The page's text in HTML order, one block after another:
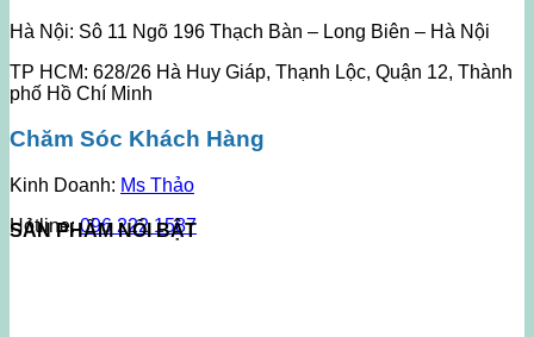
Hà Nội: Sô 11 Ngõ 196 Thạch Bàn – Long Biên – Hà Nội
TP HCM: 628/26 Hà Huy Giáp, Thạnh Lộc, Quận 12, Thành
phố Hồ Chí Minh
Chăm Sóc Khách Hàng
Kinh Doanh: Ms Thảo
Hotline:096 222 1587
SẢN PHẨM NỔI BẬT